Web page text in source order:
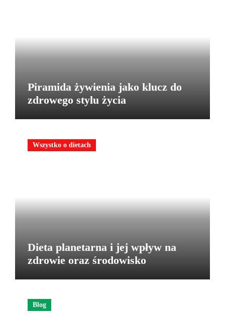
Piramida żywienia jako klucz do
zdrowego stylu życia
Wszystko o dietach
Dieta planetarna i jej wpływ na
zdrowie oraz środowisko
Blog